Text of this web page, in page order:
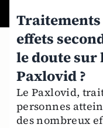
effets
le doute sur
Paxlovid ?
Le Paxlovid,
personnes
des nombreux